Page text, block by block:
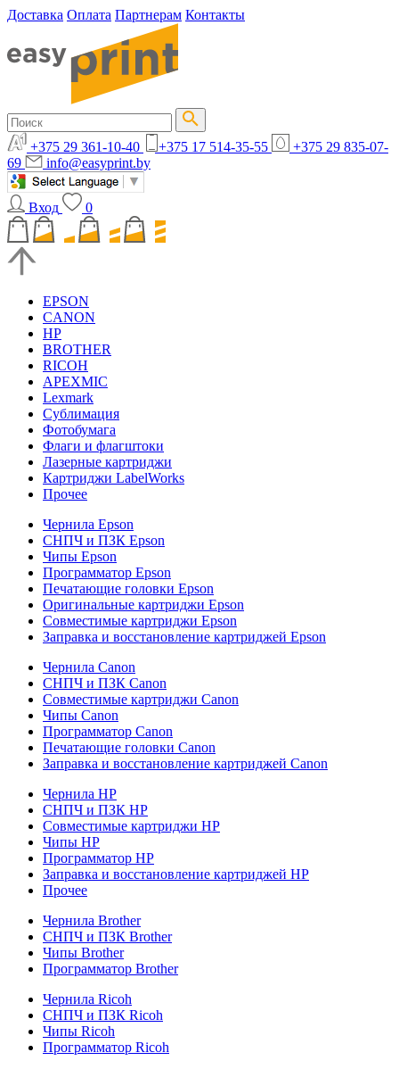
Доставка Оплата Партнерам Контакты
+375 29 361-10-40 +375 17 514-35-55
+375 29 835-07-
69
info@easyprint.by
Вход 0
EPSON
CANON
HP
BROTHER
RICOH
APEXMIC
Lexmark
Сублимация
Фотобумага
Флаги и флагштоки
Лазерные картриджи
Картриджи LabelWorks
Прочее
Чернила Epson
СНПЧ и ПЗК Epson
Чипы Epson
Программатор Epson
Печатающие головки Epson
Оригинальные картриджи Epson
Совместимые картриджи Epson
Заправка и восстановление картриджей Epson
Чернила Canon
СНПЧ и ПЗК Canon
Совместимые картриджи Canon
Чипы Canon
Программатор Canon
Печатающие головки Canon
Заправка и восстановление картриджей Canon
Чернила HP
СНПЧ и ПЗК HP
Совместимые картриджи HP
Чипы HP
Программатор HP
Заправка и восстановление картриджей HP
Прочее
Чернила Brother
СНПЧ и ПЗК Brother
Чипы Brother
Программатор Brother
Чернила Ricoh
СНПЧ и ПЗК Ricoh
Чипы Ricoh
Программатор Ricoh